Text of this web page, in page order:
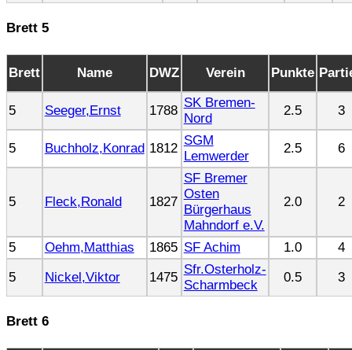
Brett 5
Brett Name DWZ Verein Punkte
5 Seeger,Ernst 1788
SK Bremen-
Nord
2.5 3
5 Buchholz,Konrad 1812
SGM
Lemwerder
2.5 6
5 Fleck,Ronald 1827
SF Bremer
Osten
Bürgerhaus
Mahndorf e.V.
2.0 2
5 Oehm,Matthias 1865 SF Achim 1.0
4
5
Nickel,Viktor 1475
Sfr.Osterholz-
Scharmbeck
0.5 3
Brett 6